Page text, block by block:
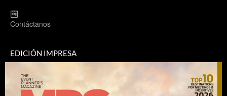
Contáctanos
EDICIÓN IMPRESA